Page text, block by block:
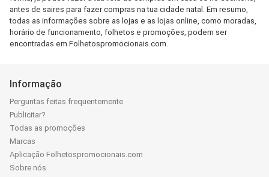
antes de saires para fazer compras na tua cidade natal. Em resumo,
todas as informações sobre as lojas e as lojas online, como moradas,
horário de funcionamento, folhetos e promoções, podem ser
encontradas em Folhetospromocionais.com.
Informação
Perguntas feitas frequentemente
Publicitar?
Todas as promoções
Marcas
Aplicação Folhetospromocionais.com
Sobre nós